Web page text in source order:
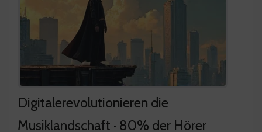
Digitalerevolutionieren die
Musiklandschaft · 80% der Hörer